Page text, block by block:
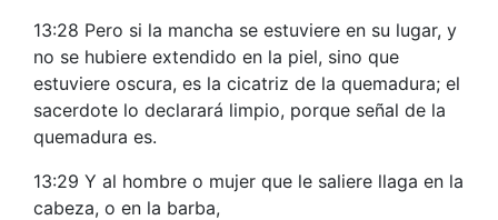
13:28 Pero si la mancha se estuviere en su lugar, y
no se hubiere extendido en la piel, sino que
estuviere oscura, es la cicatriz de la quemadura; el
sacerdote lo declarará limpio, porque señal de la
quemadura es.
13:29 Y al hombre o mujer que le saliere llaga en la
cabeza, o en la barba,